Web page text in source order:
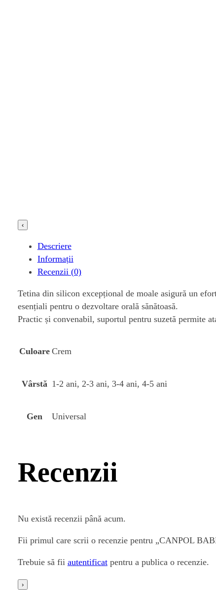
‹
Descriere
Informații
Recenzii (0)
Tetina din silicon excepțional de moale asigură un
esențiali pentru o dezvoltare orală sănătoasă.
Practic și convenabil, suportul pentru suzetă permite
Culoare Crem
Vârstă 1-2 ani, 2-3 ani, 3-4 ani, 4-5 ani
Gen Universal
Recenzii
Nu există recenzii până acum.
Fii primul care scrii o recenzie pentru „CANPOL
Trebuie să fii autentificatpentru a publica o recenzie.
›